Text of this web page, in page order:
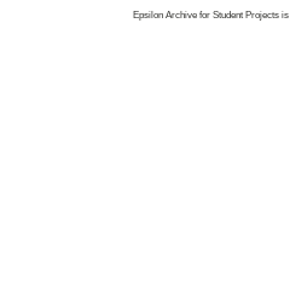
Epsilon Archive for Student Projects is